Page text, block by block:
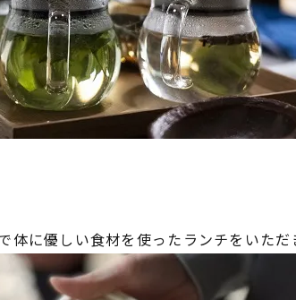
体に優しい食材を使ったランチをいただ